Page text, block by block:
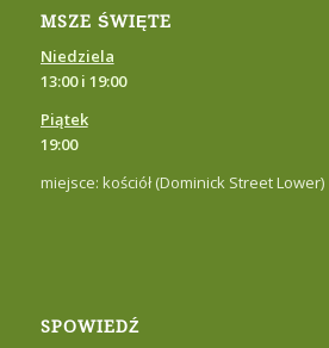
MSZE ŚWIĘTE
Niedziela
13:00 i 19:00
Piątek
19:00
miejsce: kościół (Dominick Street Lower)
SPOWIEDŹ